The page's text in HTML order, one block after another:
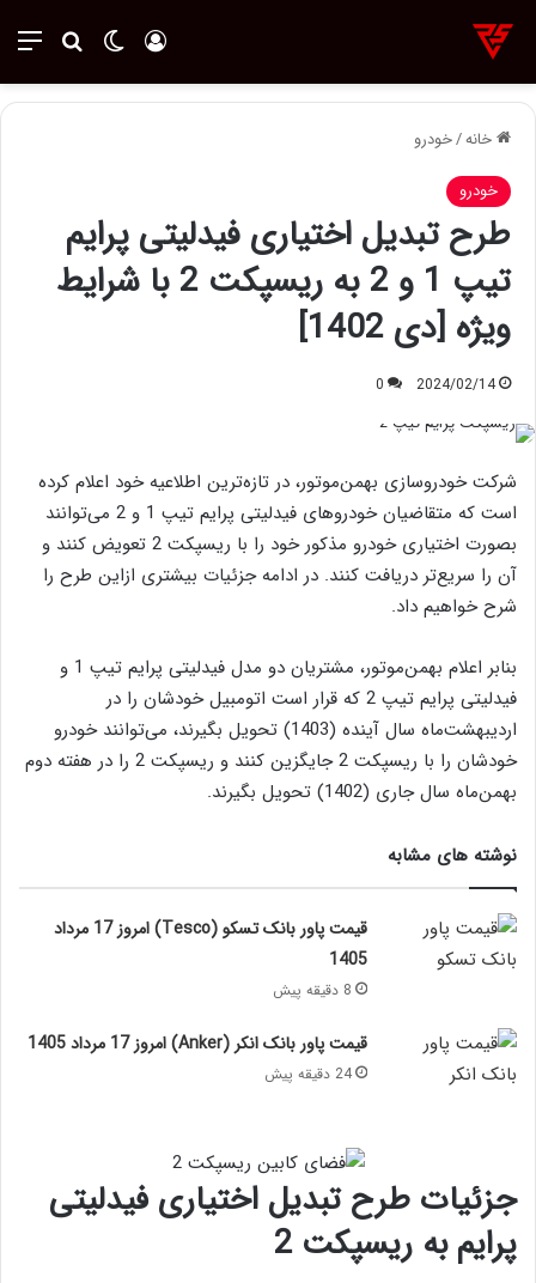
تغییر پوسته ورود
خانه/خودرو
خودرو
طرح تبدیل اختیاری فیدلیتی پرایم
تیپ 1 و 2 به ریسپکت 2 با شرایط
ویژه [دی 1402]
2024/02/14
0
شرکت خودروسازی بهمن‌موتور، در تازه‌ترین اطلاعیه خود اعلام کرده
است که متقاضیان خودروهای فیدلیتی پرایم تیپ 1 و 2 می‌توانند
بصورت اختیاری خودرو مذکور خود را با ریسپکت 2 تعویض کنند و
آن را سریع‌تر دریافت کنند. در ادامه جزئیات بیشتری ازاین طرح را
شرح خواهیم داد.
بنابر اعلام بهمن‌موتور، مشتریان دو مدل فیدلیتی پرایم تیپ 1 و
فیدلیتی پرایم تیپ 2 که قرار است اتومبیل خودشان را در
اردیبهشت‌ماه سال آینده (1403) تحویل بگیرند، می‌توانند خودرو
خودشان را با ریسپکت 2 جایگزین کنند و ریسپکت 2 را در هفته دوم
بهمن‌ماه سال جاری (1402) تحویل بگیرند.
نوشته های مشابه
قیمت پاور بانک تسکو (Tesco) امروز 17 مرداد
1405
8 دقیقه پیش
قیمت پاور بانک انکر (Anker) امروز 17 مرداد 1405
24 دقیقه پیش
جزئیات طرح تبدیل اختیاری فیدلیتی
پرایم به ریسپکت 2